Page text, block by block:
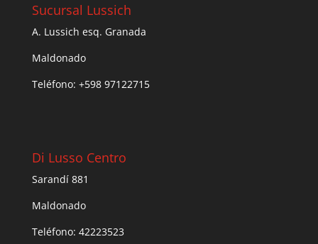
Sucursal Lussich
A. Lussich esq. Granada
Maldonado
Teléfono: +598 97122715
Di Lusso Centro
Sarandí 881
Maldonado
Teléfono: 42223523